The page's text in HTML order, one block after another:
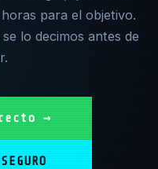
para el objetivo.
lo decimos antes de
→